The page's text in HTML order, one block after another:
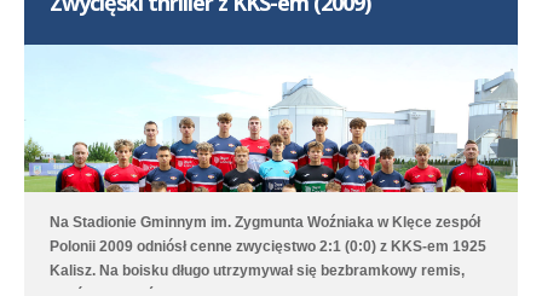
Na Stadionie Gminnym im. Zygmunta Woźniaka w Klęce zespół
Polonii 2009 odniósł cenne zwycięstwo 2:1 (0:0) z KKS-em 1925
Kalisz. Na boisku długo utrzymywał się bezbramkowy remis,